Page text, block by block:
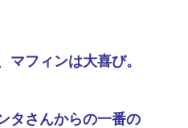
フィンは大喜び。
タさんからの一番の